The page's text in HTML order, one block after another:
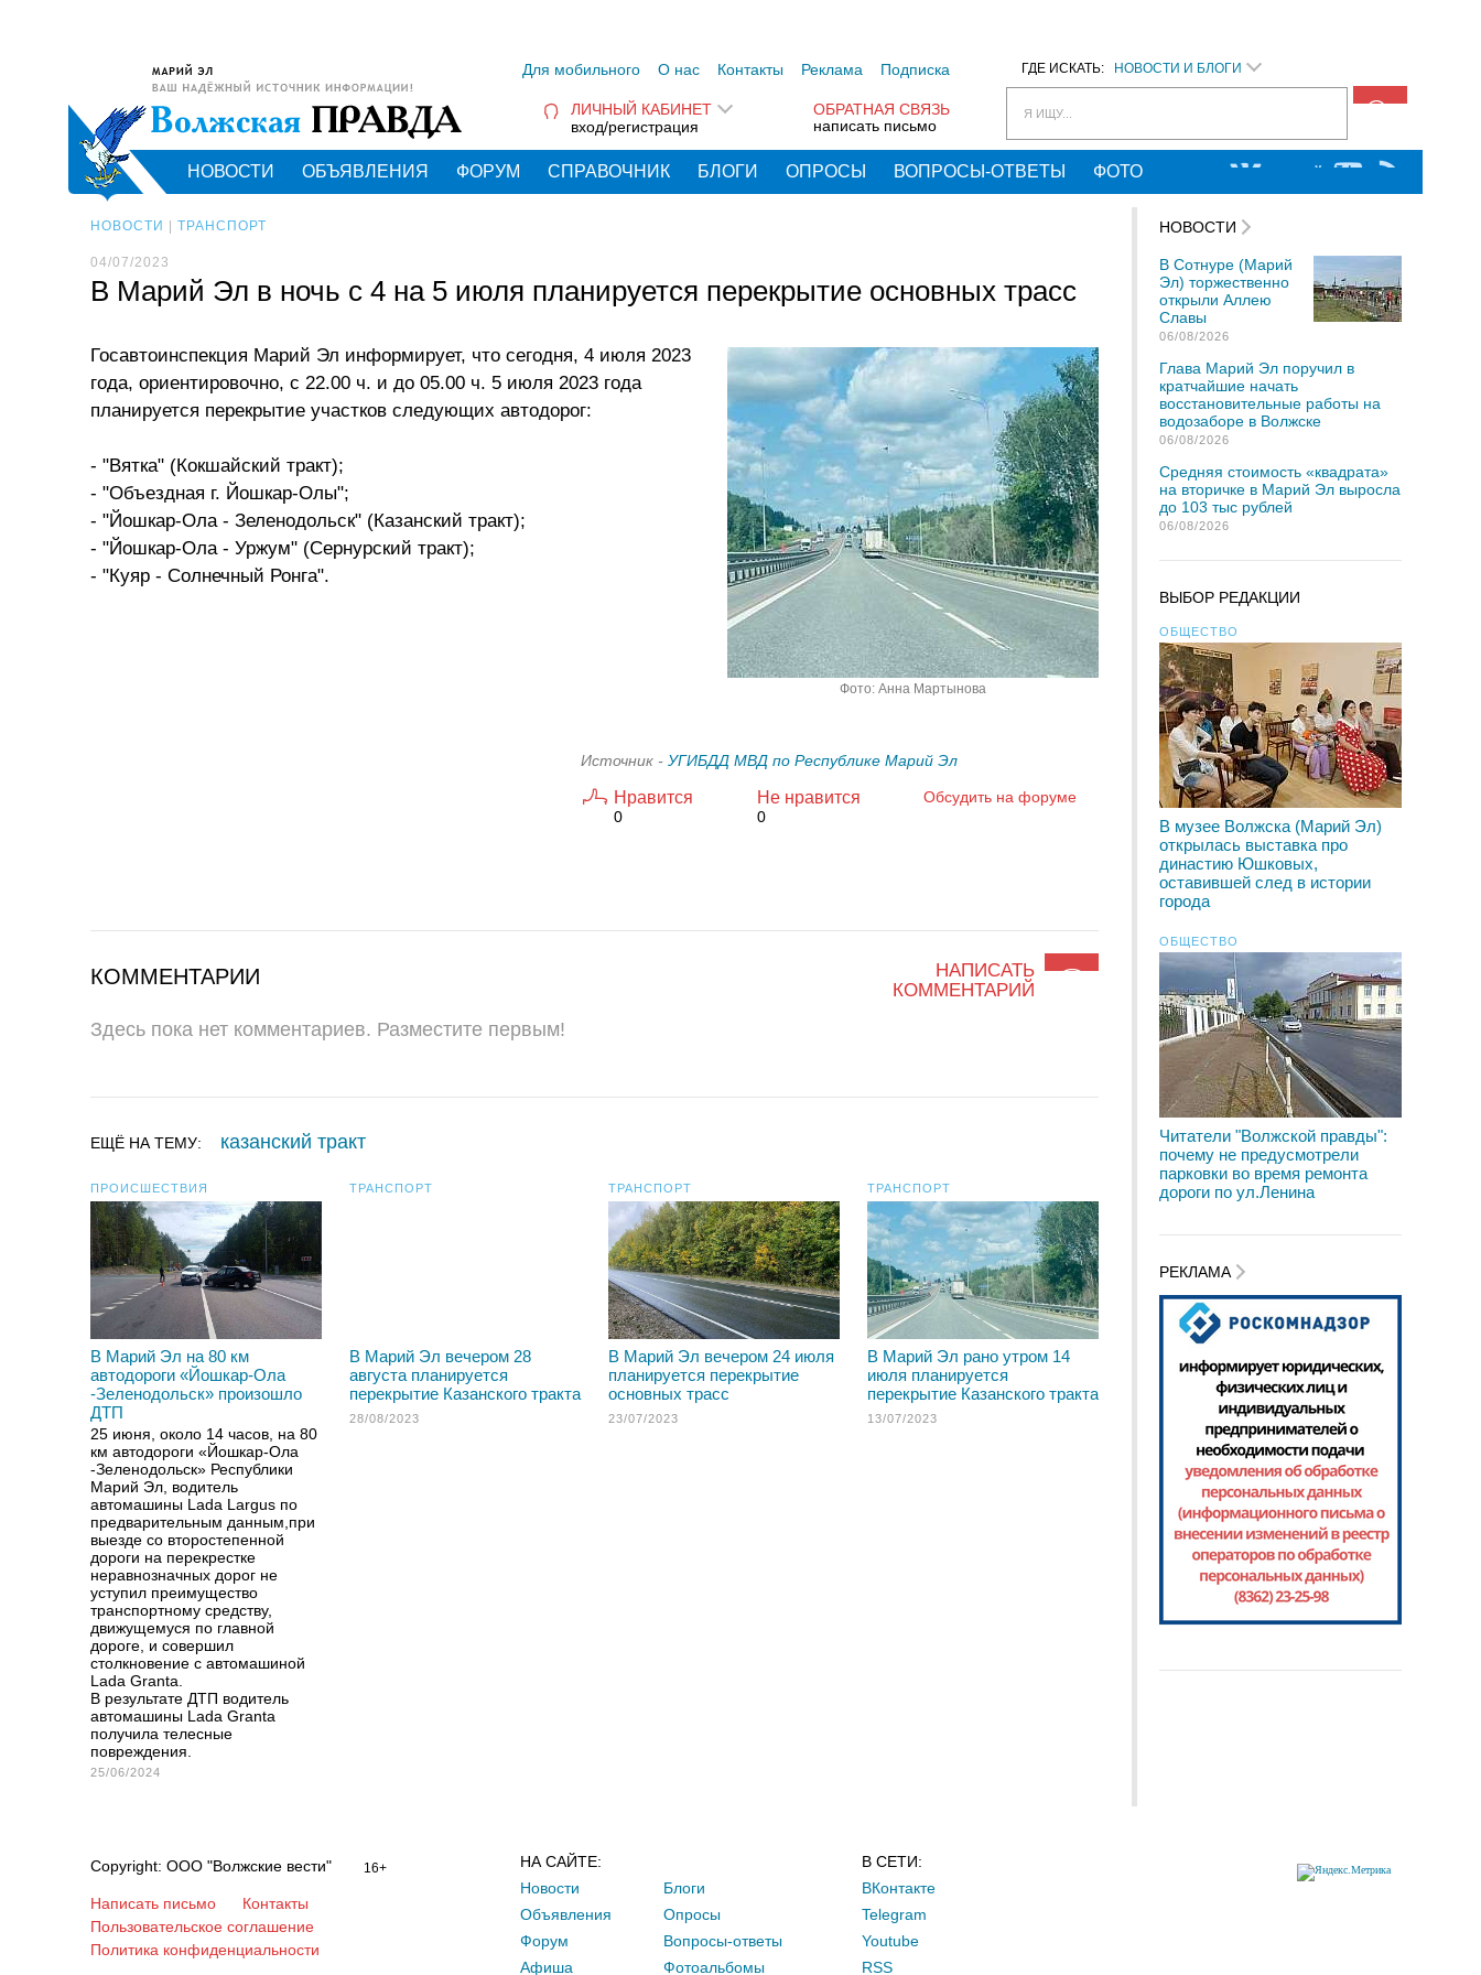
ГДЕ ИСКАТЬ: НОВОСТИ И БЛОГИ
Я ИЩУ...
Для мобильного О нас Контакты Реклама Подписка
ОБРАТНАЯ СВЯЗЬ
написать письмо
ЛИЧНЫЙ КАБИНЕТ
вход/регистрация
НОВОСТИ ОБЪЯВЛЕНИЯ ФОРУМ СПРАВОЧНИК БЛОГИ ОПРОСЫ ВОПРОСЫ-ОТВЕТЫ ФОТО
НОВОСТИ ТРАНСПОРТ
04/07/2023
В Марий Эл в ночь с 4 на 5 июля планируется перекрытие основных трасс
Фото: Анна Мартынова
Госавтоинспекция Марий Эл информирует, что сегодня, 4 июля 2023
года, ориентировочно, с 22.00 ч. и до 05.00 ч. 5 июля 2023 года
планируется перекрытие участков следующих автодорог:
- "Вятка" (Кокшайский тракт);
- "Объездная г. Йошкар-Олы";
- "Йошкар-Ола - Зеленодольск" (Казанский тракт);
- "Йошкар-Ола - Уржум" (Сернурский тракт);
- "Куяр - Солнечный Ронга".
Источник - УГИБДД МВД по Республике Марий Эл
Нравится
0
Не нравится
0
Обсудить на форуме
НАПИСАТЬ
КОММЕНТАРИЙ
КОММЕНТАРИИ
Здесь пока нет комментариев. Разместите первым!
ЕЩЁ НА ТЕМУ: казанский тракт
ПРОИСШЕСТВИЯ
В Марий Эл на 80 км
автодороги «Йошкар-Ола
-Зеленодольск» произошло
ДТП
25 июня, около 14 часов, на 80
км автодороги «Йошкар-Ола
-Зеленодольск» Республики
Марий Эл, водитель
автомашины Lada Largus по
предварительным данным,при
выезде со второстепенной
дороги на перекрестке
неравнозначных дорог не
уступил преимущество
транспортному средству,
движущемуся по главной
дороге, и совершил
столкновение с автомашиной
Lada Granta.
В результате ДТП водитель
автомашины Lada Granta
получила телесные
повреждения.
25/06/2024
ТРАНСПОРТ
В Марий Эл вечером 28
августа планируется
перекрытие Казанского тракта
28/08/2023
ТРАНСПОРТ
В Марий Эл вечером 24 июля
планируется перекрытие
основных трасс
23/07/2023
ТРАНСПОРТ
В Марий Эл рано утром 14
июля планируется
перекрытие Казанского тракта
13/07/2023
НОВОСТИ
В Сотнуре (Марий
Эл) торжественно
открыли Аллею
Славы
06/08/2026
Глава Марий Эл поручил в
кратчайшие начать
восстановительные работы на
водозаборе в Волжске
06/08/2026
Средняя стоимость «квадрата»
на вторичке в Марий Эл выросла
до 103 тыс рублей
06/08/2026
ВЫБОР РЕДАКЦИИ
ОБЩЕСТВО
В музее Волжска (Марий Эл)
открылась выставка про
династию Юшковых,
оставившей след в истории
города
ОБЩЕСТВО
Читатели "Волжской правды":
почему не предусмотрели
парковки во время ремонта
дороги по ул.Ленина
РЕКЛАМА
Copyright: ООО "Волжские вести" 16+
Написать письмо
Контакты
Пользовательское соглашение
Политика конфиденциальности
НА САЙТЕ:
Новости
Объявления
Форум
Афиша
Блоги
Опросы
Вопросы-ответы
Фотоальбомы
В СЕТИ:
ВКонтакте
Telegram
Youtube
RSS